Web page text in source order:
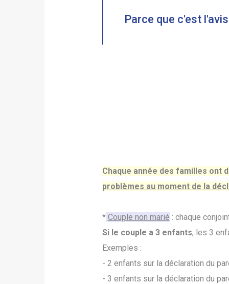
Parce que c'est
Chaque année des familles ont
problèmes au moment de la
* Couple non marié : chaque
Si le couple a 3 enfants, les 3
Exemples :
- 2 enfants sur la déclaration du
- 3 enfants sur la déclaration du